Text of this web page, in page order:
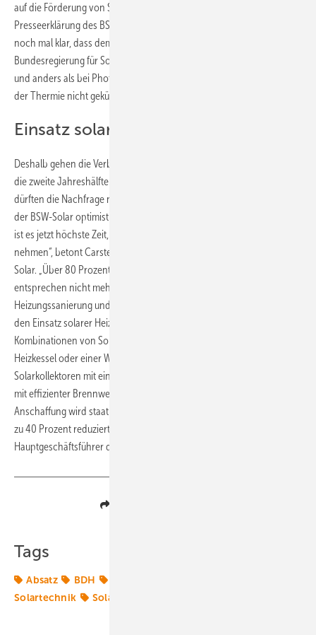
auf die Förderung von Solarwärmeanlagen habe, heißt es in einer
Presseerklärung des BSW-Solar. Die Branchenverband stellt deshalb
noch mal klar, dass dem nicht so ist. An den Zuschüssen der
Bundesregierung für Solarthermieanlagen hat sich nichts geändert
und anders als bei Photovoltaikanlagen werden die Fördersätze in
der Thermie nicht gekürzt.
Einsatz solarer Heizsysteme prüfen
Deshalb gehen die Verbände auch von steigenden Absatzzahlen für
die zweite Jahreshälfte aus. „Vor allem steigende Öl- und Gaspreise
dürften die Nachfrage nach Solarwärmeanlagen befeuern“, gibt sich
der BSW-Solar optimistisch. „Vor dem Start der Heizperiode im Herbst
ist es jetzt höchste Zeit, eine Heizungsmodernisierung in Angriff zu
nehmen“, betont Carsten Körnig, Hauptgeschäftsführer des BSW-
Solar. „Über 80 Prozent der Heizungsanlagen in deutschen Kellern
entsprechen nicht mehr heutigen Energiestandards.“ Bei der
Heizungssanierung und im Neubau rät der Branchenverband, immer
den Einsatz solarer Heizsysteme zu prüfen. Vor allem die
Kombinationen von Sonnenkollektoren mit einem modernen
Heizkessel oder einer Wärmepumpe stehen hoch im Kurs. „Wer
Solarkollektoren mit einer Pelletsheizung, einer Wärmepumpe oder
mit effizienter Brennwerttechnik kombiniert, spart doppelt: Die
Anschaffung wird staatlich unterstützt und der Energiebedarf um bis
zu 40 Prozent reduziert“, rechnet Andreas Lücke,
Hauptgeschäftsführer des BDH, vor. (Sven Ullrich)
Tags
Absatz BDH
Solartechnik
Solarthermie